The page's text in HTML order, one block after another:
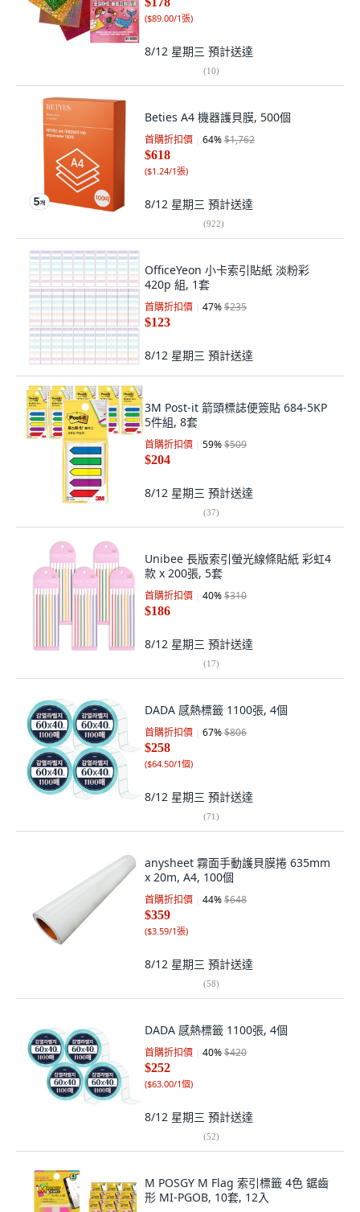
($89.00/1張)
8/12 星期三 預計送達
(10)
Beties A4 機器護貝膜, 500個
首購折扣價 64%$1,762
$618
($1.24/1張)
8/12 星期三 預計送達
(922)
OfficeYeon 小卡索引貼紙 淡粉彩
420p 組, 1套
首購折扣價 47%$235
$123
8/12 星期三 預計送達
3M Post-it 箭頭標誌便簽貼 684-5KP
5件組, 8套
首購折扣價 59%$509
$204
8/12 星期三 預計送達
(37)
Unibee 長版索引螢光線條貼紙 彩虹4
款 x 200張, 5套
首購折扣價 40%$310
$186
8/12 星期三 預計送達
(17)
DADA 感熱標籤 1100張, 4個
首購折扣價 67%$806
$258
($64.50/1個)
8/12 星期三 預計送達
(71)
anysheet 霧面手動護貝膜捲 635mm
x 20m, A4, 100個
首購折扣價 44%$648
$359
($3.59/1張)
8/12 星期三 預計送達
(58)
DADA 感熱標籤 1100張, 4個
首購折扣價 40%$420
$252
($63.00/1個)
8/12 星期三 預計送達
(52)
M POSGY M Flag 索引標籤 4色 鋸齒
形 MI-PGOB, 10套, 12入